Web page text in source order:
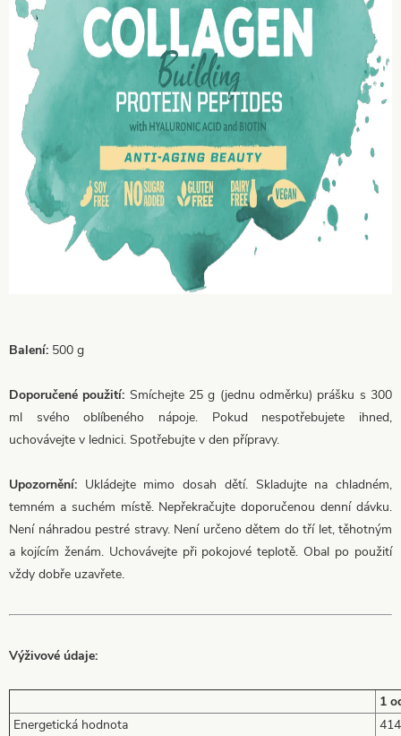
Balení: 500 g
Doporučené použití: Smíchejte 25 g (jednu odměrku) prášku s 300
ml svého oblíbeného nápoje. Pokud nespotřebujete ihned,
uchovávejte v lednici. Spotřebujte v den přípravy.
Upozornění: Ukládejte mimo dosah dětí. Skladujte na chladném,
temném a suchém místě. Nepřekračujte doporučenou denní dávku.
Není náhradou pestré stravy. Není určeno dětem do tří let, těhotným
a kojícím ženám. Uchovávejte při pokojové teplotě. Obal po použití
vždy dobře uzavřete.
Výživové údaje:
1
Energetická hodnota